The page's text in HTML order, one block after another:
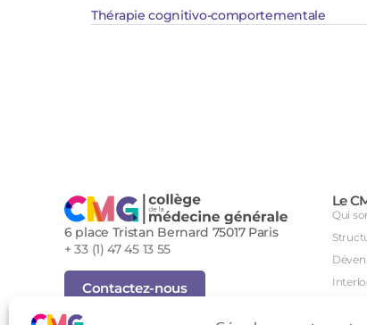
Thérapie cognitivo-comportementale
6 place Tristan Bernard 75017 Paris
+ 33 (1) 47 45 13 55
Contactez-nous
Inscription Newsletter
Le
Qui